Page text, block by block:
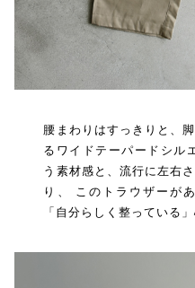
腰まわりはすっきりと、
るワイドテーパードシル
う素材感と、流行に左右
り、 このトラウザーが
「自分らしく整っている